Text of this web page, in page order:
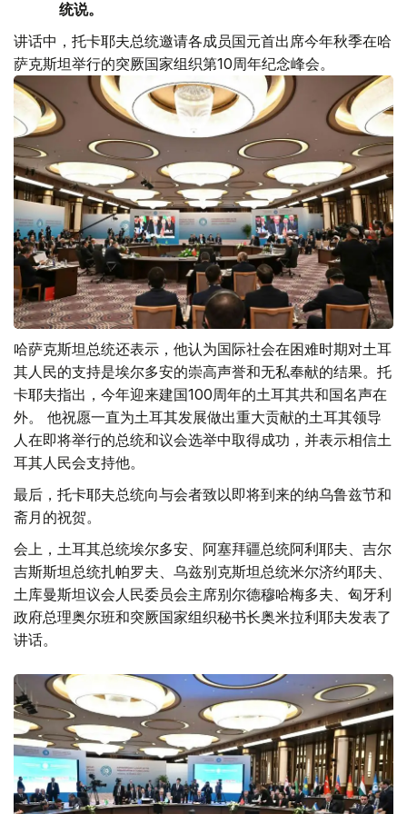
统说。
讲话中，托卡耶夫总统邀请各成员国元首出席今年秋季在哈
萨克斯坦举行的突厥国家组织第10周年纪念峰会。
哈萨克斯坦总统还表示，他认为国际社会在困难时期对土耳
其人民的支持是埃尔多安的崇高声誉和无私奉献的结果。托
卡耶夫指出，今年迎来建国100周年的土耳其共和国名声在
外。 他祝愿一直为土耳其发展做出重大贡献的土耳其领导
人在即将举行的总统和议会选举中取得成功，并表示相信土
耳其人民会支持他。
最后，托卡耶夫总统向与会者致以即将到来的纳乌鲁兹节和
斋月的祝贺。
会上，土耳其总统埃尔多安、阿塞拜疆总统阿利耶夫、吉尔
吉斯斯坦总统扎帕罗夫、乌兹别克斯坦总统米尔济约耶夫、
土库曼斯坦议会人民委员会主席别尔德穆哈梅多夫、匈牙利
政府总理奥尔班和突厥国家组织秘书长奥米拉利耶夫发表了
讲话。